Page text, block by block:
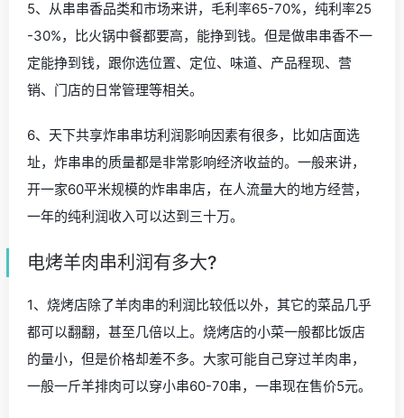
5、从串串香品类和市场来讲，毛利率65-70%，纯利率25
-30%，比火锅中餐都要高，能挣到钱。但是做串串香不一
定能挣到钱，跟你选位置、定位、味道、产品程现、营
销、门店的日常管理等相关。
6、天下共享炸串串坊利润影响因素有很多，比如店面选
址，炸串串的质量都是非常影响经济收益的。一般来讲，
开一家60平米规模的炸串串店，在人流量大的地方经营，
一年的纯利润收入可以达到三十万。
电烤羊肉串利润有多大?
1、烧烤店除了羊肉串的利润比较低以外，其它的菜品几乎
都可以翻翻，甚至几倍以上。烧烤店的小菜一般都比饭店
的量小，但是价格却差不多。大家可能自己穿过羊肉串，
一般一斤羊排肉可以穿小串60-70串，一串现在售价5元。